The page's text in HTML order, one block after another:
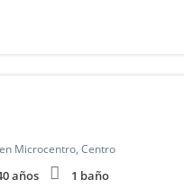
Microcentro, Centro
años 1 baño